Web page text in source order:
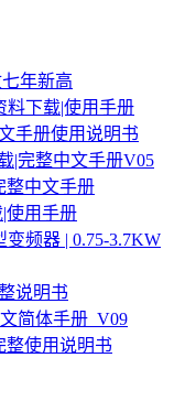
年新高
料下载|使用手册
手册使用说明书
|完整中文手册V05
整中文手册
使用手册
频器 | 0.75-3.7KW
说明书
简体手册_V09
整使用说明书